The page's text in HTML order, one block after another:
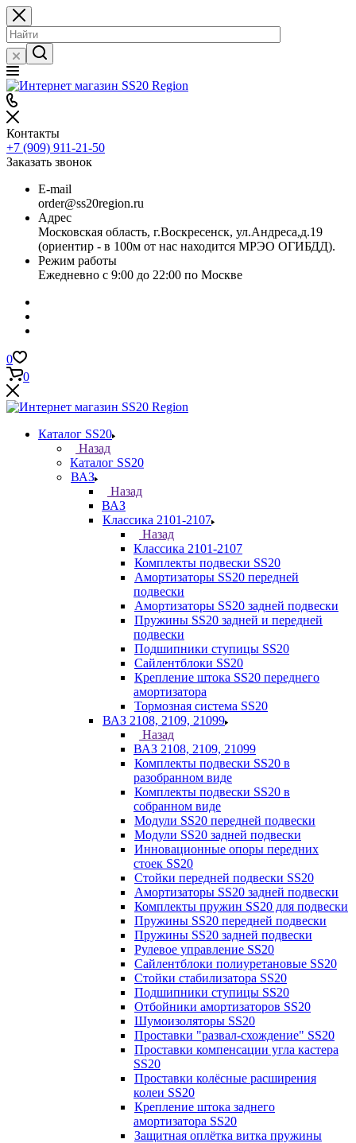
Контакты
+7 (909) 911-21-50
Заказать звонок
E-mail
order@ss20region.ru
Адрес
Московская область, г.Воскресенск, ул.Андреса,д.19
(ориентир - в 100м от нас находится МРЭО ОГИБДД).
Режим работы
Ежедневно с 9:00 до 22:00 по Москве
0
0
Каталог SS20
Назад
Каталог SS20
ВАЗ
Назад
ВАЗ
Классика 2101-2107
Назад
Классика 2101-2107
Комплекты подвески SS20
Амортизаторы SS20 передней
подвески
Амортизаторы SS20 задней подвески
Пружины SS20 задней и передней
подвески
Подшипники ступицы SS20
Сайлентблоки SS20
Крепление штока SS20 переднего
амортизатора
Тормозная система SS20
ВАЗ 2108, 2109, 21099
Назад
ВАЗ 2108, 2109, 21099
Комплекты подвески SS20 в
разобранном виде
Комплекты подвески SS20 в
собранном виде
Модули SS20 передней подвески
Модули SS20 задней подвески
Инновационные опоры передних
стоек SS20
Стойки передней подвески SS20
Амортизаторы SS20 задней подвески
Комплекты пружин SS20 для подвески
Пружины SS20 передней подвески
Пружины SS20 задней подвески
Рулевое управление SS20
Сайлентблоки полиуретановые SS20
Стойки стабилизатора SS20
Подшипники ступицы SS20
Отбойники амортизаторов SS20
Шумоизоляторы SS20
Проставки "развал-схождение" SS20
Проставки компенсации угла кастера
SS20
Проставки колёсные расширения
колеи SS20
Крепление штока заднего
амортизатора SS20
Защитная оплётка витка пружины